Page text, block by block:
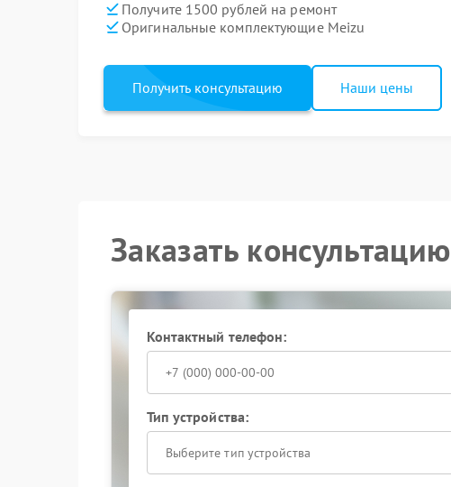
Получите 1500 рублей на ремонт
Оригинальные комплектующие Meizu
Получить консультацию Наши цены
Заказать консультацию
Контактный телефон:
Тип устройства:
Выберите тип устройства